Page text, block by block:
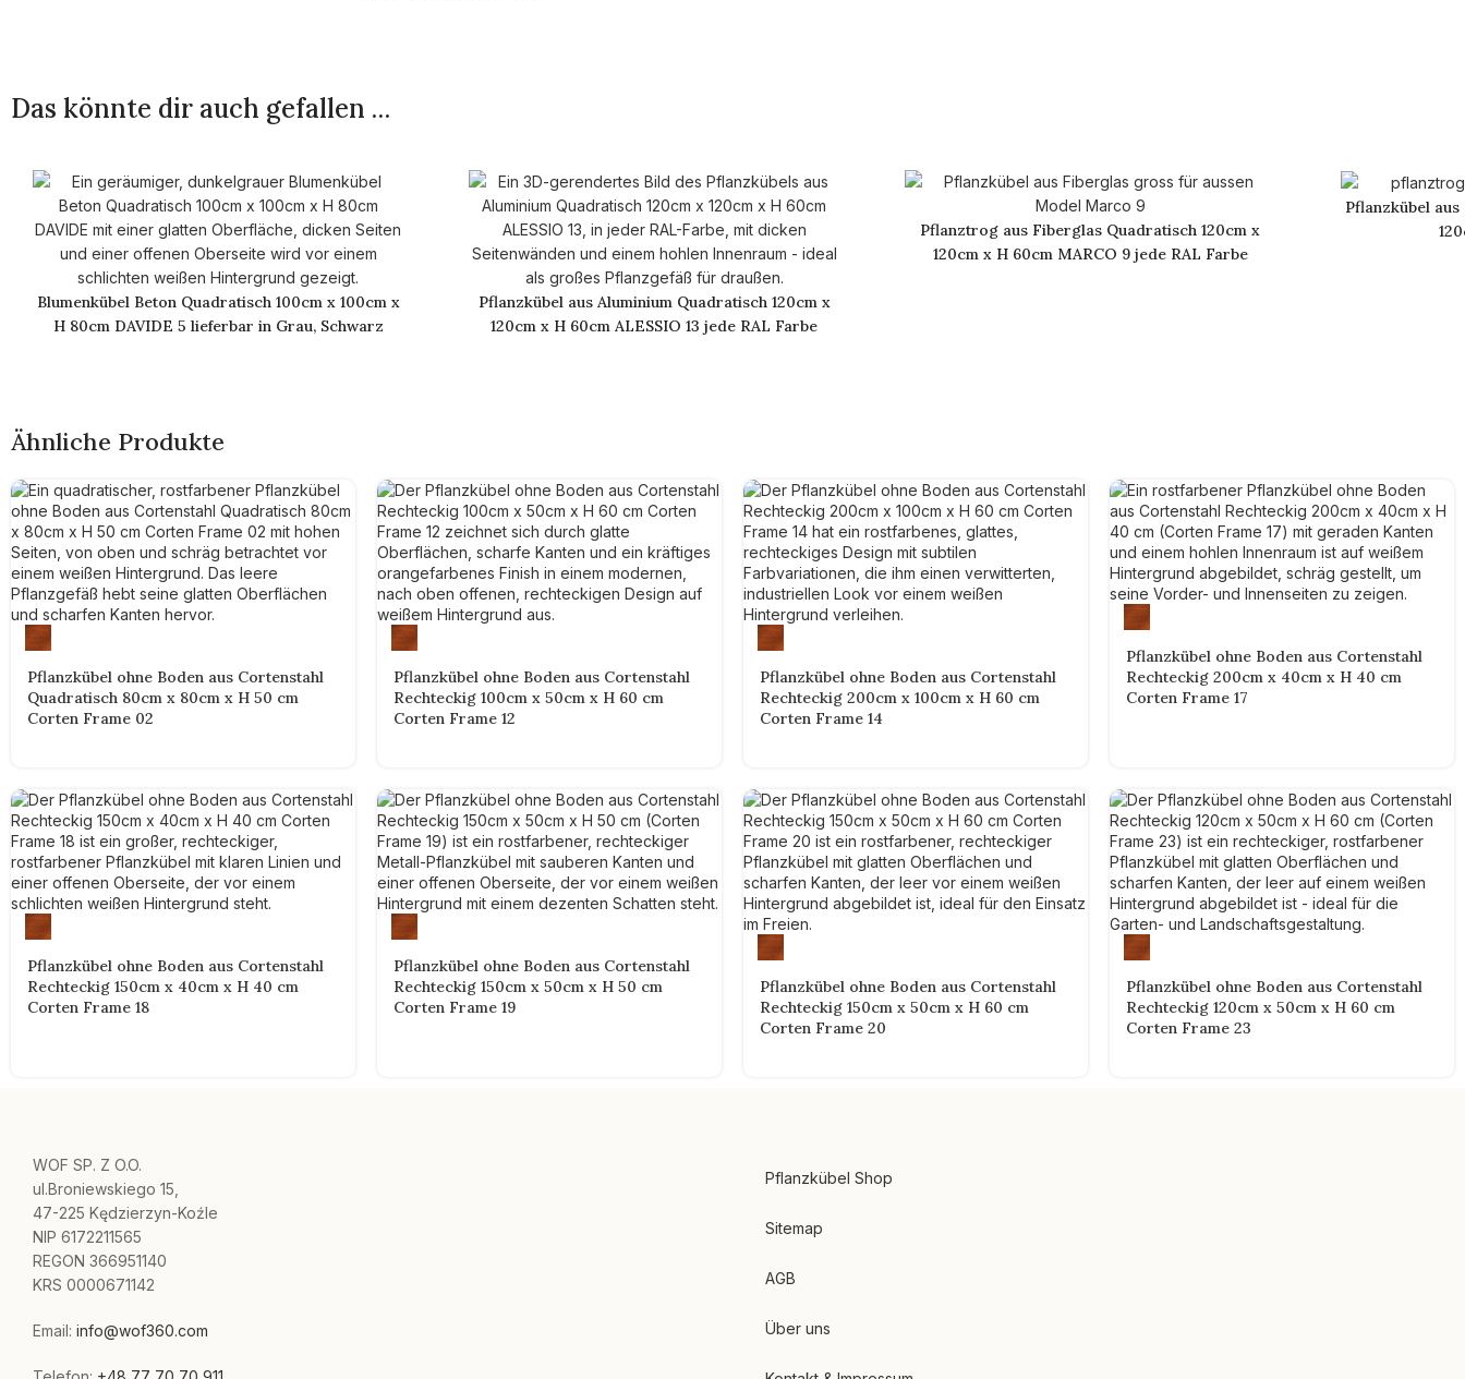
Das könnte dir auch gefallen …
Blumenkübel Beton Quadratisch 100cm x 100cm x
H 80cm DAVIDE 5 lieferbar in Grau, Schwarz
Pflanzkübel aus Aluminium Quadratisch 120cm x
120cm x H 60cm ALESSIO 13 jede RAL Farbe
Pflanztrog aus Fiberglas Quadratisch 120cm x
120cm x H 60cm MARCO 9 jede RAL Farbe
Pflanzkübel
Ähnliche Produkte
Pflanzkübel ohne Boden aus Cortenstahl
Quadratisch 80cm x 80cm x H 50 cm
Corten Frame 02
Pflanzkübel ohne Boden aus Cortenstahl
Rechteckig 100cm x 50cm x H 60 cm
Corten Frame 12
Pflanzkübel ohne Boden aus Cortenstahl
Rechteckig 200cm x 100cm x H 60 cm
Corten Frame 14
Pflanzkübel ohne Boden aus Cortenstahl
Rechteckig 200cm x 40cm x H 40 cm
Corten Frame 17
Pflanzkübel ohne Boden aus Cortenstahl
Rechteckig 150cm x 40cm x H 40 cm
Corten Frame 18
Pflanzkübel ohne Boden aus Cortenstahl
Rechteckig 150cm x 50cm x H 50 cm
Corten Frame 19
Pflanzkübel ohne Boden aus Cortenstahl
Rechteckig 150cm x 50cm x H 60 cm
Corten Frame 20
Pflanzkübel ohne Boden aus Cortenstahl
Rechteckig 120cm x 50cm x H 60 cm
Corten Frame 23
WOF SP. Z O.O.
ul.Broniewskiego 15,
47-225 Kędzierzyn-Koźle
NIP 6172211565
REGON 366951140
KRS 0000671142
Email: info@wof360.com
Pflanzkübel Shop
Sitemap
AGB
Über uns